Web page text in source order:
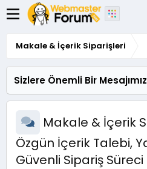
Makale & İçerik Siparişleri
Sizlere Önemli Bir
Makale & İçerik
Özgün İçerik Talebi,
Güvenli Sipariş Süreci